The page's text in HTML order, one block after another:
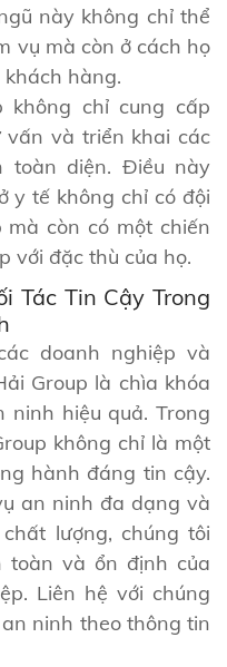
này không chỉ thể
vụ mà còn ở cách họ
hàng.
không chỉ cung cấp
và triển khai các
toàn diện. Điều này
y tế không chỉ có đội
còn có một chiến
với đặc thù của họ.
Tác Tin Cậy Trong
doanh nghiệp và
Group là chìa khóa
hiệu quả. Trong
không chỉ là một
hành đáng tin cậy.
an ninh đa dạng và
lượng, chúng tôi
toàn và ổn định của
Liên hệ với chúng
ninh theo thông tin